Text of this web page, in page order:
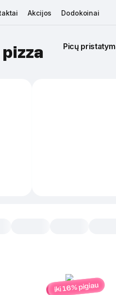
Akcijos Dodokoinai
Picų
iki 16% pigiau